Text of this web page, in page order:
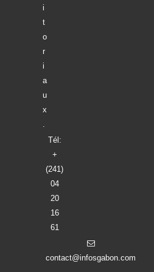
i
t
o
r
i
a
u
x
Tél:
+
(241)
04
20
16
61
contact@infosgabon.com